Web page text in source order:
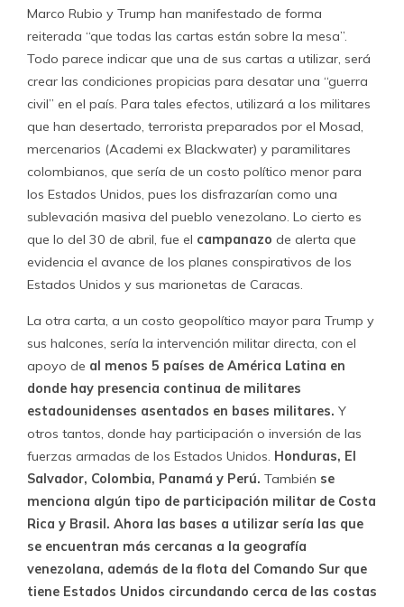
Marco Rubio y Trump han manifestado de forma
reiterada “que todas las cartas están sobre la mesa”.
Todo parece indicar que una de sus cartas a utilizar, será
crear las condiciones propicias para desatar una “guerra
civil” en el país. Para tales efectos, utilizará a los militares
que han desertado, terrorista preparados por el Mosad,
mercenarios (Academi ex Blackwater) y paramilitares
colombianos, que sería de un costo político menor para
los Estados Unidos, pues los disfrazarían como una
sublevación masiva del pueblo venezolano. Lo cierto es
que lo del 30 de abril, fue el campanazo de alerta que
evidencia el avance de los planes conspirativos de los
Estados Unidos y sus marionetas de Caracas.
La otra carta, a un costo geopolítico mayor para Trump y
sus halcones, sería la intervención militar directa, con el
apoyo de al menos 5 países de América Latina en
donde hay presencia continua de militares
estadounidenses asentados en bases militares. Y
otros tantos, donde hay participación o inversión de las
fuerzas armadas de los Estados Unidos. Honduras, El
Salvador, Colombia, Panamá y Perú. También se
menciona algún tipo de participación militar de Costa
Rica y Brasil. Ahora las bases a utilizar sería las que
se encuentran más cercanas a la geografía
venezolana, además de la flota del Comando Sur que
tiene Estados Unidos circundando cerca de las costas